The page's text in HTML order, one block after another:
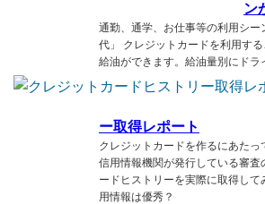
ン
通勤、通学、お仕事等の利用シー
代」 クレジットカードを利用す
給油ができます。給油量別にドラ
ー取得レポート
クレジットカードを作るにあたっ
信用情報機関が発行している審査
ードヒストリーを実際に取得し
用情報は優秀？